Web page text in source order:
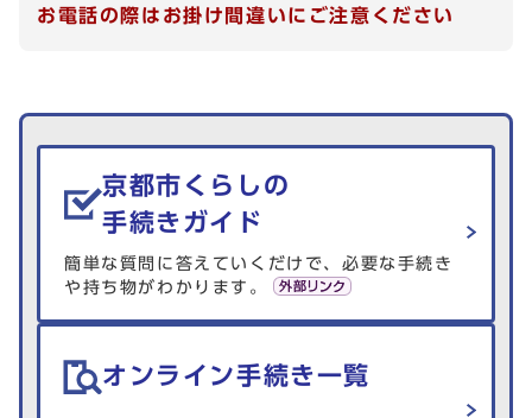
お電話の際はお掛け間違いにご注意ください
生活情報を探す
京都市くらしの
手続きガイド
簡単な質問に答えていくだけで、必要な手続き
や持ち物がわかります。
オンライン手続き一覧